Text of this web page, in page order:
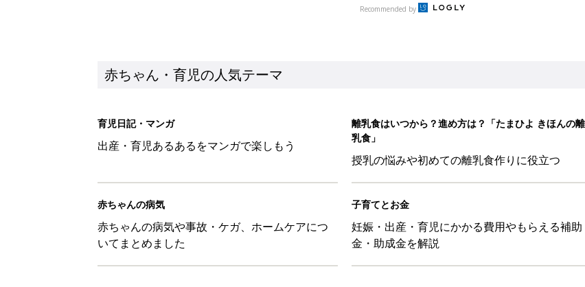
Recommended by
赤ちゃん・育児の人気テーマ
育児日記・マンガ
出産・育児あるあるをマンガで楽しもう
離乳食はいつから？進め方は？「たまひよ きほんの離
乳食」
授乳の悩みや初めての離乳食作りに役立つ
赤ちゃんの病気
赤ちゃんの病気や事故・ケガ、ホームケアにつ
いてまとめました
子育てとお金
妊娠・出産・育児にかかる費用やもらえる補助
金・助成金を解説